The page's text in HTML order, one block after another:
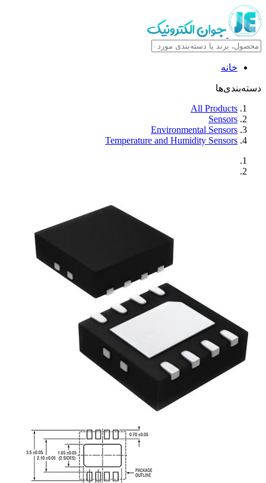
خانه
دسته‌بندی‌ها
All Products
Sensors
Environmental Sensors
Temperature and Humidity Sensors